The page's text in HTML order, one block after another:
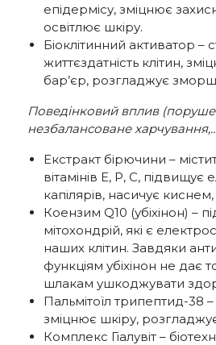
епідермісу, зміцнює
освітлює шкіру.
Біоклітинний активатор –
життєздатність клітин,
бар’єр, розгладжує
Поведінковий вплив
незбалансоване
Екстракт бірючини –
вітамінів Е, Р, С, підвищує
капілярів, насичує
Коензим Q10 (убіхінон) –
мітохондрій, які є
наших клітин. Завдяки
функціям убіхінон не дає
шлакам ушкоджувати
Пальмітоїл трипептид-38
зміцнює шкіру,
Комплекс Гіалувіт –